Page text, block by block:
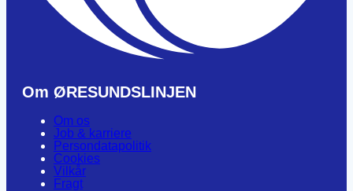
Om ØRESUNDSLINJEN
Om os
Job & karriere
Persondatapolitik
Cookies
Vilkår
Fragt